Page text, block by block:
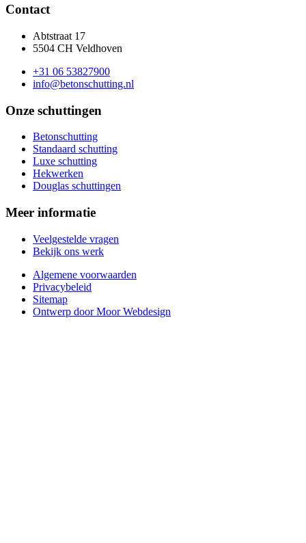
Contact
Abtstraat 17
5504 CH Veldhoven
+31 06 53827900
info@betonschutting.nl
Onze schuttingen
Betonschutting
Standaard schutting
Luxe schutting
Hekwerken
Douglas schuttingen
Meer informatie
Veelgestelde vragen
Bekijk ons werk
Algemene voorwaarden
Privacybeleid
Sitemap
Ontwerp door Moor Webdesign